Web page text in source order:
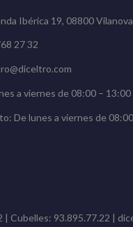
Ibérica 19, 08800
27 32
a viernes de 08:00 –
De lunes a viernes de
| Cubelles: 93.895.77.22 |